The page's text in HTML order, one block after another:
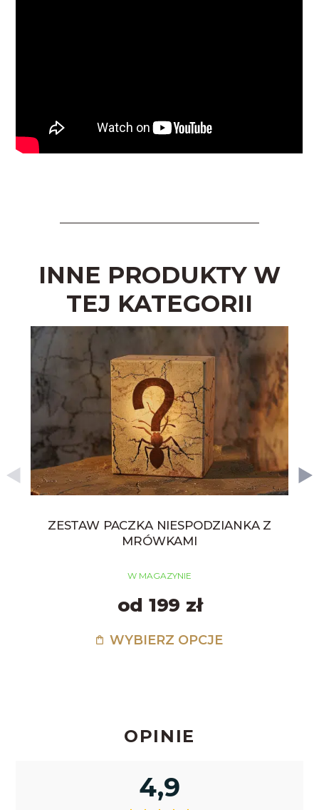
INNE PRODUKTY W
TEJ KATEGORII
ZESTAW PACZKA NIESPODZIANKA Z
MRÓWKAMI
W MAGAZYNIE
od 199 zł
WYBIERZ OPCJE
OPINIE
4,9